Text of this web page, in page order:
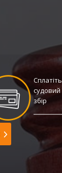
Сплатіть
судовий
збір